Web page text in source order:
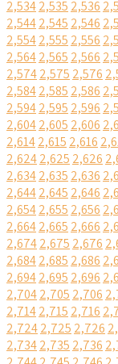
2,5342,535 2,536
2,5442,545 2,546
2,5542,555 2,556
2,5642,565 2,566
2,5742,575 2,576
2,5842,585 2,586
2,5942,595 2,596
2,6042,605 2,606
2,6142,615 2,616
2,6242,625 2,626
2,6342,635 2,636
2,6442,645 2,646
2,6542,655 2,656
2,6642,665 2,666
2,6742,675 2,676
2,6842,685 2,686
2,6942,695 2,696
2,7042,705 2,706
2,7142,715 2,716
2,7242,725 2,726
2,7342,735 2,736